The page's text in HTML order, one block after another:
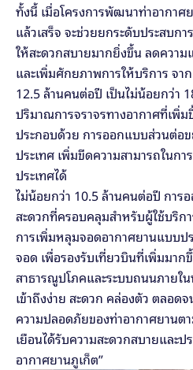
ทั้งนี้ เมื่อโครงการพัฒนาท่าอากาศ
แล้วเสร็จ จะช่วยยกระดับประสบก
ให้สะดวกสบายมากยิ่งขึ้น ลดความ
และเพิ่มศักยภาพการให้บริการ จา
12.5 ล้านคนต่อปี เป็นไม่น้อยกว่า
ปริมาณการจราจรทางอากาศที่เพิ่
ประกอบด้วย การออกแบบส่วนต่อข
ประเทศ เพิ่มขีดความสามารถในกา
ประเทศได้
ไม่น้อยกว่า 10.5 ล้านคนต่อปี การ
สะดวกที่ครอบคลุมสำหรับผู้ใช้บริก
การเพิ่มหลุมจอดอากาศยานแบบป
จอด เพื่อรองรับเที่ยวบินที่เพิ่มมา
สาธารณูปโภคและระบบถนนภายใ
เข้าถึงง่าย สะดวก คล่องตัว ตลอด
ความปลอดภัยของท่าอากาศยานต
เยือนได้รับความสะดวกสบายและป
อากาศยานภูเก็ต”